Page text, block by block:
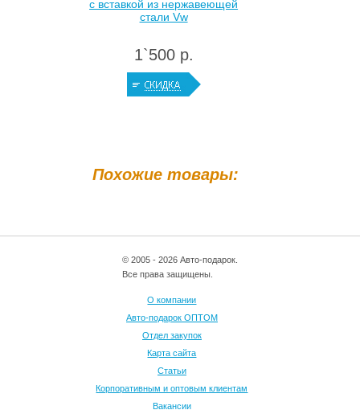
Похожие товары:
с вставкой из нержавеющей
стали Vw
1`500 р.
© 2005 - 2026 Авто-подарок.
Все права защищены.
О компании
Авто-подарок ОПТОМ
Отдел закупок
Карта сайта
Статьи
Корпоративным и оптовым клиентам
Вакансии